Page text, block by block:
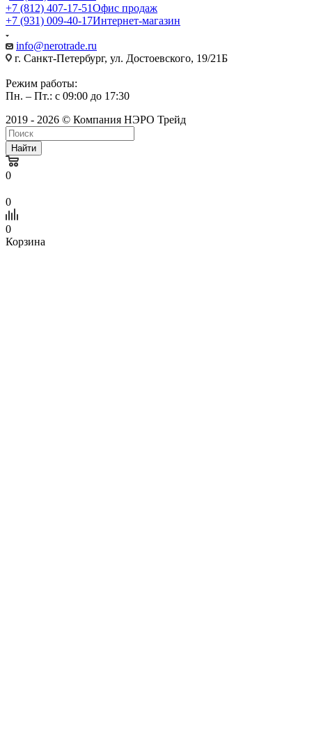
+7 (812) 407-17-51Офис продаж
+7 (931) 009-40-17Интернет-магазин
info@nerotrade.ru
г. Санкт-Петербург, ул. Достоевского, 19/21Б
Режим работы:
Пн. – Пт.: с 09:00 до 17:30
2019 - 2026 © Компания НЭРО Трейд
Найти
0
0
0
Корзина